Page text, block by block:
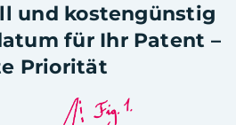
und kostengünstig
für Ihr Patent –
Priorität